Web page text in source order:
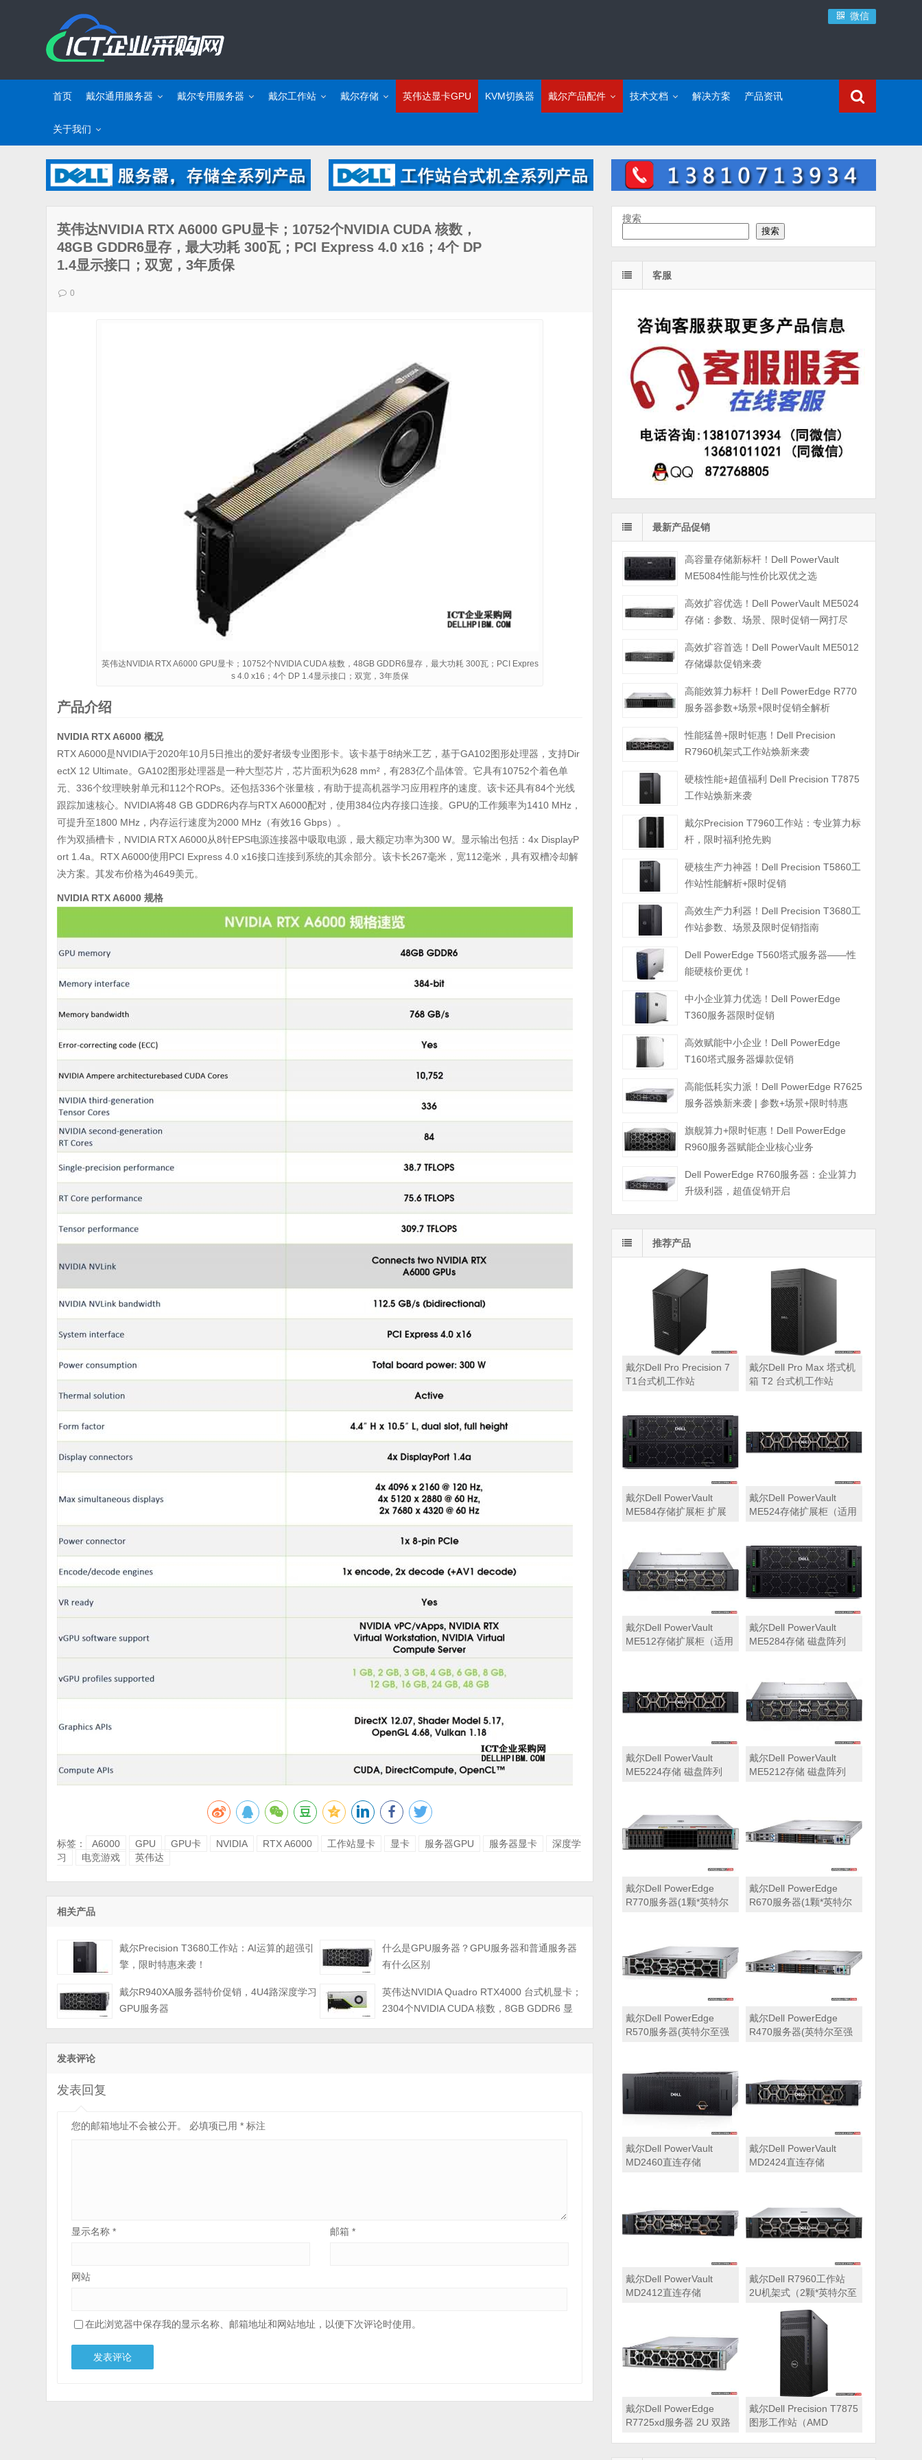
微信
首页 戴尔通用服务器 戴尔专用服务器 戴尔工作站 戴尔存储 英伟达显卡GPU KVM切换器 戴尔产品配件 技术文档 解决方案 产品资讯
关于我们
英伟达NVIDIA RTX A6000 GPU显卡；10752个NVIDIA CUDA 核数，
48GB GDDR6显存，最大功耗 300瓦；PCI Express 4.0 x16；4个 DP
1.4显示接口；双宽，3年质保
0
英伟达NVIDIA RTX A6000 GPU显卡；10752个NVIDIA CUDA 核数，48GB GDDR6显存，最大功耗 300瓦；PCI Expres
s 4.0 x16；4个 DP 1.4显示接口；双宽，3年质保
产品介绍
NVIDIA RTX A6000 概况
RTX A6000是NVIDIA于2020年10月5日推出的爱好者级专业图形卡。该卡基于8纳米工艺，基于GA102图形处理器，支持Dir
ectX 12 Ultimate。GA102图形处理器是一种大型芯片，芯片面积为628 mm²，有283亿个晶体管。它具有10752个着色单
元、336个纹理映射单元和112个ROPs。还包括336个张量核，有助于提高机器学习应用程序的速度。该卡还具有84个光线
跟踪加速核心。NVIDIA将48 GB GDDR6内存与RTX A6000配对，使用384位内存接口连接。GPU的工作频率为1410 MHz，
可提升至1800 MHz，内存运行速度为2000 MHz（有效16 Gbps）。
作为双插槽卡，NVIDIA RTX A6000从8针EPS电源连接器中吸取电源，最大额定功率为300 W。显示输出包括：4x DisplayP
ort 1.4a。RTX A6000使用PCI Express 4.0 x16接口连接到系统的其余部分。该卡长267毫米，宽112毫米，具有双槽冷却解
决方案。其发布价格为4649美元。
NVIDIA RTX A6000 规格
标签： A6000 GPU GPU卡 NVIDIA RTX A6000 工作站显卡 显卡 服务器GPU 服务器显卡
深度学
习
电竞游戏 英伟达
相关产品
戴尔Precision T3680工作站：AI运算的超强引
擎，限时特惠来袭！
什么是GPU服务器？GPU服务器和普通服务器
有什么区别
戴尔R940XA服务器特价促销，4U4路深度学习
GPU服务器
英伟达NVIDIA Quadro RTX4000 台式机显卡；
2304个NVIDIA CUDA 核数，8GB GDDR6 显
发表评论
发表回复
您的邮箱地址不会被公开。 必填项已用* 标注
显示名称* 邮箱 *
网站
在此浏览器中保存我的显示名称、邮箱地址和网站地址，以便下次评论时使用。
搜索
搜索
客服
最新产品促销
高容量存储新标杆！Dell PowerVault
ME5084性能与性价比双优之选
高效扩容优选！Dell PowerVault ME5024
存储：参数、场景、限时促销一网打尽
高效扩容首选！Dell PowerVault ME5012
存储爆款促销来袭
高能效算力标杆！Dell PowerEdge R770
服务器参数+场景+限时促销全解析
性能猛兽+限时钜惠！Dell Precision
R7960机架式工作站焕新来袭
硬核性能+超值福利 Dell Precision T7875
工作站焕新来袭
戴尔Precision T7960工作站：专业算力标
杆，限时福利抢先购
硬核生产力神器！Dell Precision T5860工
作站性能解析+限时促销
高效生产力利器！Dell Precision T3680工
作站参数、场景及限时促销指南
Dell PowerEdge T560塔式服务器——性
能硬核价更优！
中小企业算力优选！Dell PowerEdge
T360服务器限时促销
高效赋能中小企业！Dell PowerEdge
T160塔式服务器爆款促销
高能低耗实力派！Dell PowerEdge R7625
服务器焕新来袭 | 参数+场景+限时特惠
旗舰算力+限时钜惠！Dell PowerEdge
R960服务器赋能企业核心业务
Dell PowerEdge R760服务器：企业算力
升级利器，超值促销开启
推荐产品
戴尔Dell Pro Precision 7
T1台式机工作站
戴尔Dell Pro Max 塔式机
箱 T2 台式机工作站
戴尔Dell PowerVault
ME584存储扩展柜 扩展
ME5224，ME5284等主
存储扩展）
戴尔Dell PowerVault
ME524存储扩展柜（适用
戴尔Dell PowerVault
ME512存储扩展柜（适用
戴尔Dell PowerVault
ME5284存储 磁盘阵列
戴尔Dell PowerVault
ME5224存储 磁盘阵列
戴尔Dell PowerVault
ME5212存储 磁盘阵列
戴尔Dell PowerEdge
R770服务器(1颗*英特尔
PERC H965i阵列卡丨
800W双电源丨三年保修)
戴尔Dell PowerEdge
R670服务器(1颗*英特尔
PERC H965i阵列卡丨
800W双电源丨三年保修)
戴尔Dell PowerEdge
R570服务器(英特尔至强
SSD固态硬盘丨PERC
H965i阵列卡丨800W双电
源丨三年保修)
戴尔Dell PowerEdge
R470服务器(英特尔至强
H965i阵列卡丨800W双电
源丨三年保修)
戴尔Dell PowerVault
MD2460直连存储
戴尔Dell PowerVault
MD2424直连存储
戴尔Dell PowerVault
MD2412直连存储
戴尔Dell R7960工作站
2U机架式（2颗*英特尔至
十四核心丨256GB 内存
丨1T固态硬盘+2块*8TB
硬盘丨2*RTX A6000
48GB显卡丨2400W双电
源丨三年质保）
戴尔Dell PowerEdge
R7725xd服务器 2U 双路
戴尔Dell Precision T7875
图形工作站（AMD